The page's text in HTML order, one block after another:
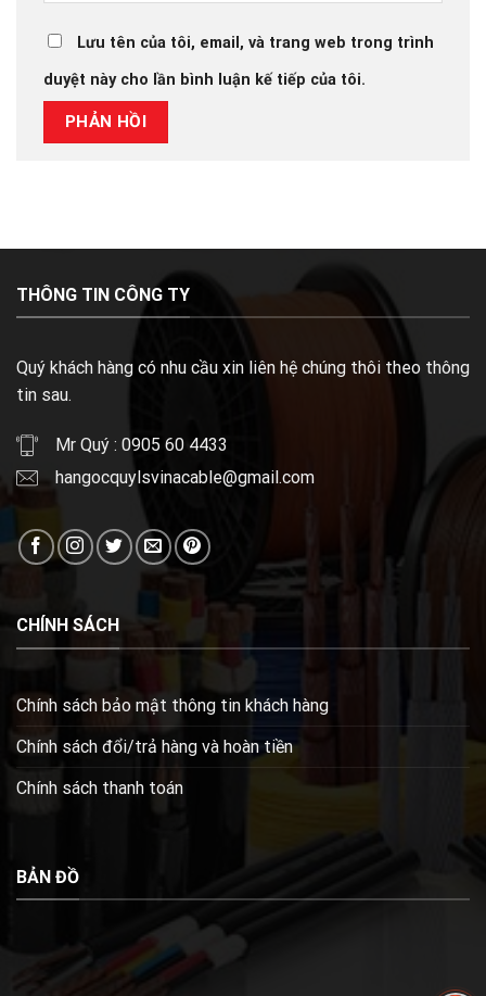
Lưu tên của tôi, email, và trang web trong trình
duyệt này cho lần bình luận kế tiếp của tôi.
THÔNG TIN CÔNG TY
Quý khách hàng có nhu cầu xin liên hệ chúng thôi theo thông
tin sau.
Mr Quý : 0905 60 4433
hangocquylsvinacable@gmail.com
CHÍNH SÁCH
Chính sách bảo mật thông tin khách hàng
Chính sách đổi/trả hàng và hoàn tiền
Chính sách thanh toán
BẢN ĐỒ